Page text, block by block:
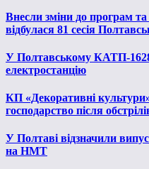
Внесли зміни до програм
відбулася 81 сесія
У Полтавському КАТП-
електростанцію
КП «Декоративні
господарство після
У Полтаві відзначили
на НМТ